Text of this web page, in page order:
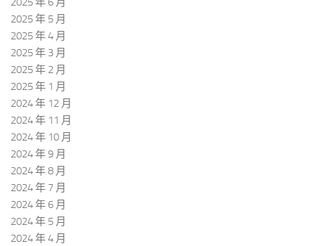
2025 年 5 月
2025 年 4 月
2025 年 3 月
2025 年 2 月
2025 年 1 月
2024 年 12 月
2024 年 11 月
2024 年 10 月
2024 年 9 月
2024 年 8 月
2024 年 7 月
2024 年 6 月
2024 年 5 月
2024 年 4 月